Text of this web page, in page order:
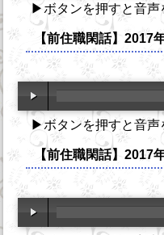
▶ボタンを押すと音声
【前住職閑話】2017
▶ボタンを押すと音声
【前住職閑話】2017